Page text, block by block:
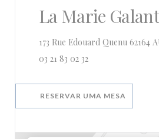
La Marie
173 Rue Edouard Quenu 62164
03 21 83 02 32
RESERVAR UMA MESA